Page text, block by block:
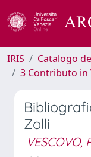
IRIS
Catalogo
3 Contributo in
Zolli
VESCOVO,